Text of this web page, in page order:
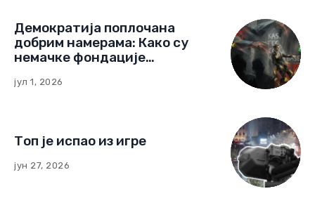
Демократија поплочана
добрим намерама: Како су
немачке фондације
Црној Гори
јул 1, 2026
Топ је испао из игре
јун 27, 2026